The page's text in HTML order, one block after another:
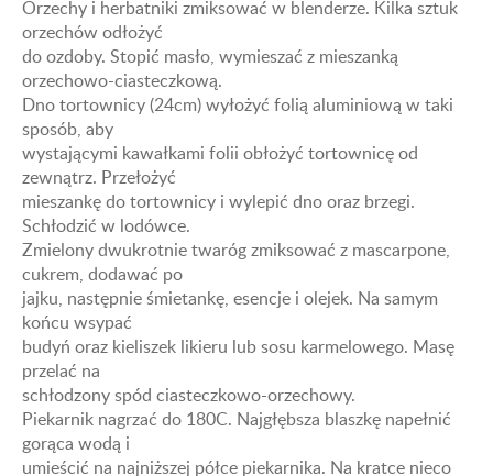
Orzechy i herbatniki zmiksować w blenderze. Kilka sztuk
orzechów odłożyć
do ozdoby. Stopić masło, wymieszać z mieszanką
orzechowo-ciasteczkową.
Dno tortownicy (24cm) wyłożyć folią aluminiową w taki
sposób, aby
wystającymi kawałkami folii obłożyć tortownicę od
zewnątrz. Przełożyć
mieszankę do tortownicy i wylepić dno oraz brzegi.
Schłodzić w lodówce.
Zmielony dwukrotnie twaróg zmiksować z mascarpone,
cukrem, dodawać po
jajku, następnie śmietankę, esencje i olejek. Na samym
końcu wsypać
budyń oraz kieliszek likieru lub sosu karmelowego. Masę
przelać na
schłodzony spód ciasteczkowo-orzechowy.
Piekarnik nagrzać do 180C. Najgłębsza blaszkę napełnić
gorąca wodą i
umieścić na najniższej półce piekarnika. Na kratce nieco